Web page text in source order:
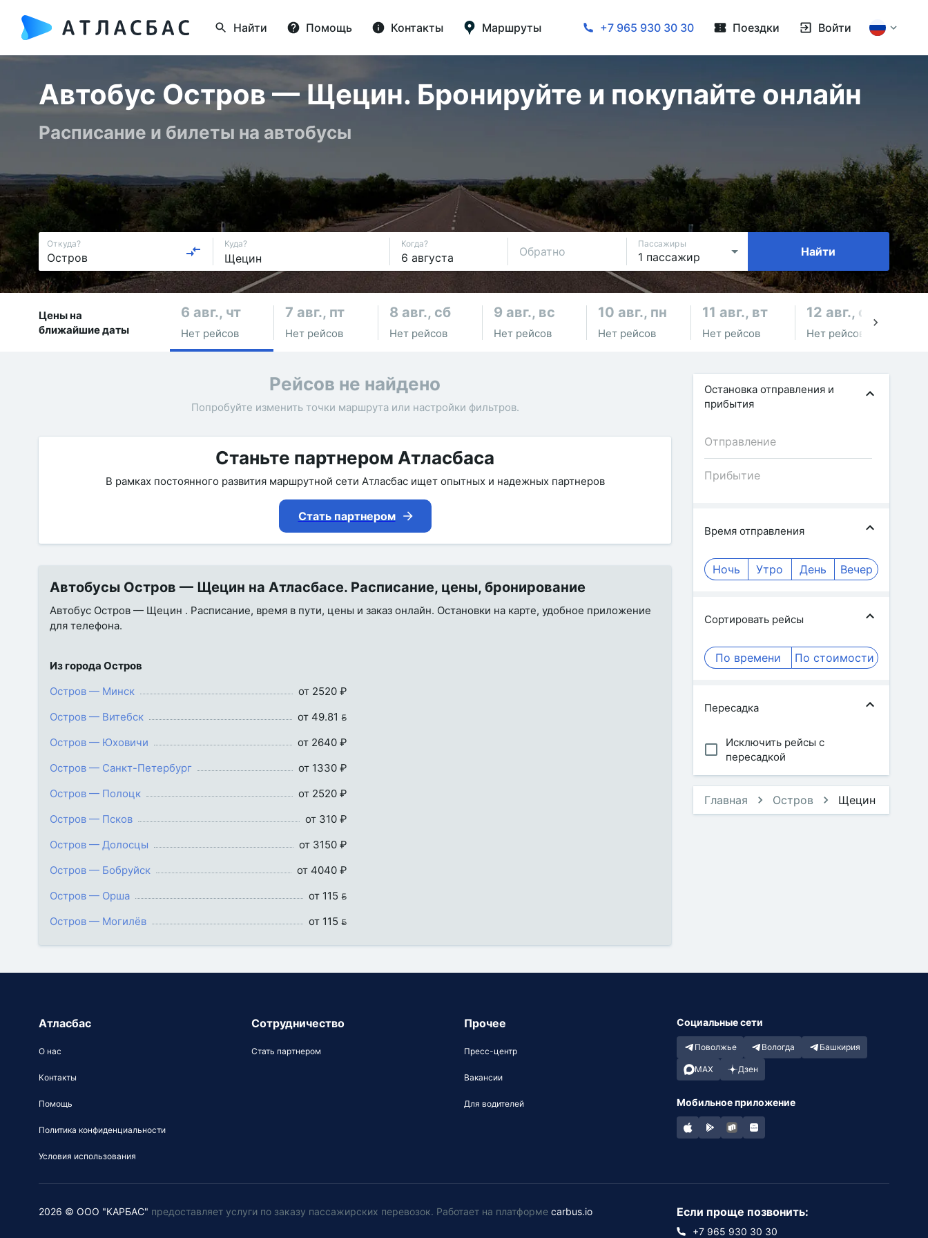
Найти Помощь Контакты Маршруты +7 965 930 30 30 Поездки Войти
Автобус Остров — Щецин. Бронируйте и покупайте онлайн
Расписание и билеты на автобусы
Откуда? Куда? Когда?
Обратно
Пассажиры
Найти
Цены на
ближайшие даты
6 авг., чт
Нет рейсов
7 авг., пт
Нет рейсов
8 авг., сб
Нет рейсов
9 авг., вс
Нет рейсов
10 авг., пн
Нет рейсов
11 авг., вт
Нет рейсов
12 авг., ср
Нет рейсов
Рейсов не найдено
Попробуйте изменить точки маршрута или настройки фильтров.
Станьте партнером Атласбаса
В рамках постоянного развития маршрутной сети Атласбас ищет опытных и надежных партнеров
Стать партнером
Автобусы Остров — Щецин на Атласбасе. Расписание, цены, бронирование
Автобус Остров — Щецин . Расписание, время в пути, цены и заказ онлайн. Остановки на карте, удобное приложение
для телефона.
Из города Остров
Остров — Минск
от 2520 ₽
Остров — Витебск
от 49.81 
Остров — Юховичи
от 2640 ₽
Остров — Санкт-Петербург
от 1330 ₽
Остров — Полоцк
от 2520 ₽
Остров — Псков
от 310 ₽
Остров — Долосцы
от 3150 ₽
Остров — Бобруйск
от 4040 ₽
Остров — Орша
от 115 
Остров — Могилёв
от 115 
Остановка отправления и
прибытия
Время отправления
Ночь Утро День Вечер
Сортировать рейсы
По времени По стоимости
Пересадка
Исключить рейсы с
пересадкой
Главная Остров Щецин
Атласбас
О нас
Контакты
Помощь
Политика конфиденциальности
Условия использования
Сотрудничество
Стать партнером
Прочее
Пресс-центр
Вакансии
Для водителей
Социальные сети
Поволжье Вологда Башкирия
MAX Дзен
Мобильное приложение
2026 © ООО "КАРБАС" предоставляет услуги по заказу пассажирских перевозок. Работает на платформе carbus.io Если проще позвонить:
+7 965 930 30 30